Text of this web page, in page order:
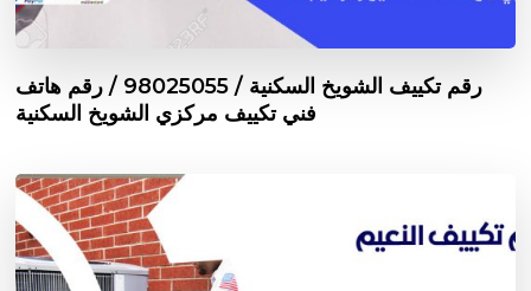
رقم تكييف الشويخ السكنية / 98025055 / رقم هاتف
فني تكييف مركزي الشويخ السكنية